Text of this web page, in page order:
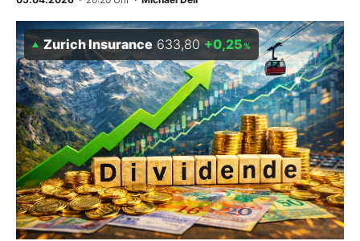
Abo & Shop
BO-Musterdepots
Experten
Mein B:O
Mein Konto
Zurich Insurance 633,80 +0,25%